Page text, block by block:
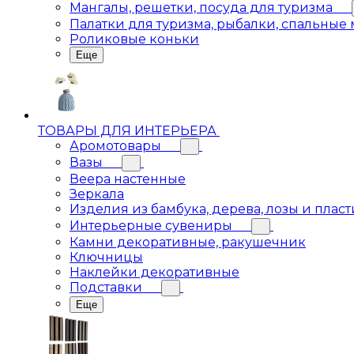
Мангалы, решетки, посуда для туризма
Палатки для туризма, рыбалки,
Роликовые коньки
Еще
ТОВАРЫ ДЛЯ ИНТЕРЬЕРА
Аромотовары
Вазы
Веера настенные
Зеркала
Изделия из бамбука, дерева, лозы и
Интерьерные сувениры
Камни декоративные, ракушечник
Ключницы
Наклейки декоративные
Подставки
Еще